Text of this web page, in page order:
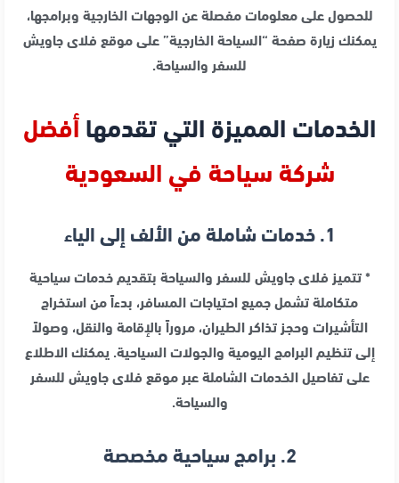
للحصول على معلومات مفصلة عن الوجهات الخارجية وبرامجها،
يمكنك زيارة صفحة “السياحة الخارجية” على موقع فلاى جاويش
للسفر والسياحة.
الخدمات المميزة التي تقدمهاأفضل
شركة سياحة في السعودية
1. خدمات شاملة من الألف إلى الياء
* تتميز فلاى جاويش للسفر والسياحة بتقديم خدمات سياحية
متكاملة تشمل جميع احتياجات المسافر، بدءاً من استخراج
التأشيرات وحجز تذاكر الطيران، مروراً بالإقامة والنقل، وصولاً
إلى تنظيم البرامج اليومية والجولات السياحية. يمكنك الاطلاع
على تفاصيل الخدمات الشاملة عبر موقع فلاى جاويش للسفر
والسياحة.
2. برامج سياحية مخصصة